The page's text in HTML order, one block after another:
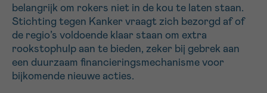
belangrijk om rokers niet in de kou te laten staan.
Stichting tegen Kanker vraagt zich bezorgd af of
de regio’s voldoende klaar staan om extra
rookstophulp aan te bieden, zeker bij gebrek aan
een duurzaam financieringsmechanisme voor
bijkomende nieuwe acties.
Ja, stuur mij de nieuwsbrief
Ik aanvaard de gebruiksvoorwaarden
*VERPLICHT VELD